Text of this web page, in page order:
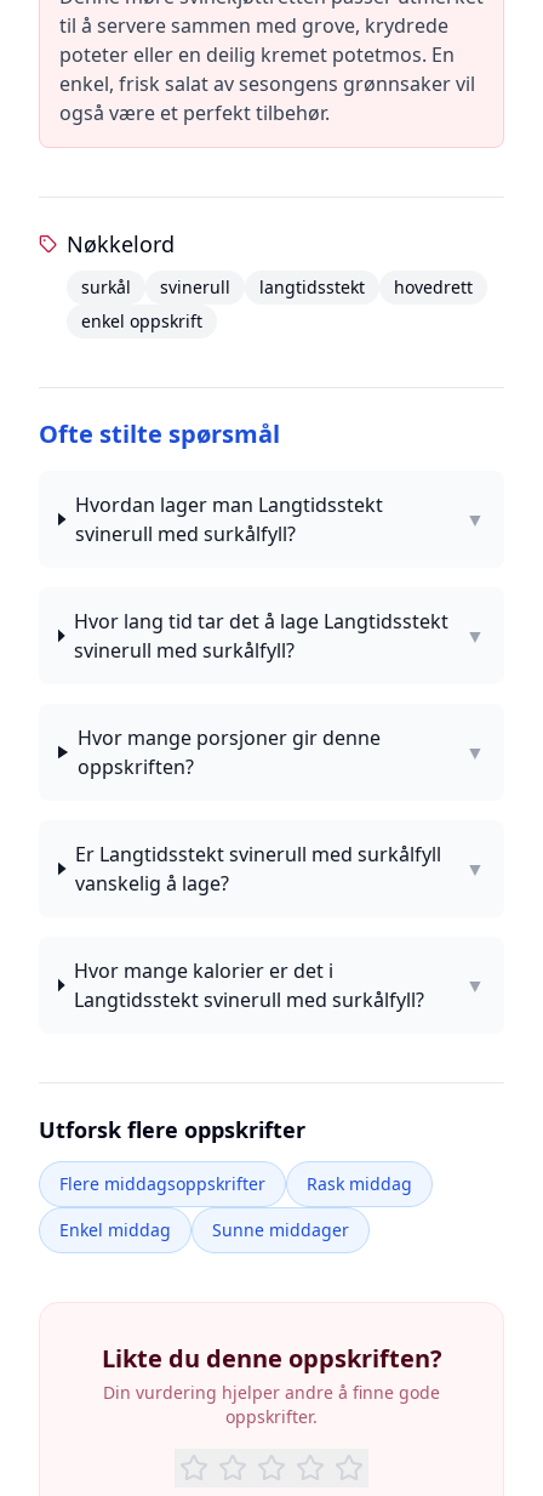
til å servere sammen med grove, krydrede
poteter eller en deilig kremet potetmos. En
enkel, frisk salat av sesongens grønnsaker vil
også være et perfekt tilbehør.
Nøkkelord
surkål svinerull langtidsstekt
hovedrett
enkel oppskrift
Ofte stilte spørsmål
Hvordan lager man Langtidsstekt
svinerull med surkålfyll?
▼
Hvor lang tid tar det å lage Langtidsstekt
svinerull med surkålfyll?
▼
Hvor mange porsjoner gir denne
oppskriften?
▼
Er Langtidsstekt svinerull med surkålfyll
vanskelig å lage?
▼
Hvor mange kalorier er det i
Langtidsstekt svinerull med surkålfyll?
▼
Utforsk flere oppskrifter
Flere middagsoppskrifter
Rask middag
Enkel middag
Sunne middager
Likte du denne oppskriften?
Din vurdering hjelper andre å finne gode
oppskrifter.